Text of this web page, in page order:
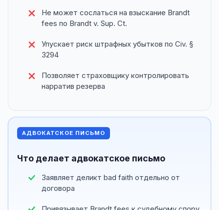
Не может сослаться на взыскание Brandt
fees по Brandt v. Sup. Ct.
Упускает риск штрафных убытков по Civ. §
3294
Позволяет страховщику контролировать
нарратив резерва
АДВОКАТСКОЕ ПИСЬМО
Что делает адвокатское письмо
Заявляет деликт bad faith отдельно от
договора